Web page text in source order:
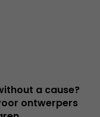
a cause?
ontwerpers